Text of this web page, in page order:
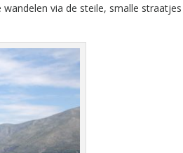
via de steile, smalle